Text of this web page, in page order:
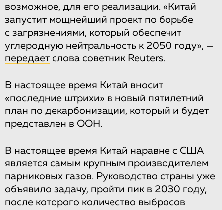
возможное, для его реализации. «Китай
запустит мощнейший проект по борьбе
с загрязнениями, который обеспечит
углеродную нейтральность к 2050 году», —
передает слова советник Reuters.
В настоящее время Китай вносит
«последние штрихи» в новый пятилетний
план по декарбонизации, который и будет
представлен в ООН.
В настоящее время Китай наравне с США
является самым крупным производителем
парниковых газов. Руководство страны уже
объявило задачу, пройти пик в 2030 году,
после которого количество выбросов